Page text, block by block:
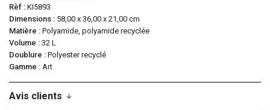
Rèf KI5893
Dimensions
58,00 x 36,00 x 21,00 cm
Matière
Polyamide, polyamide recyclée
Volume
32 L
Doublure
Polyester recyclé
Gamme
Art
Avis clients